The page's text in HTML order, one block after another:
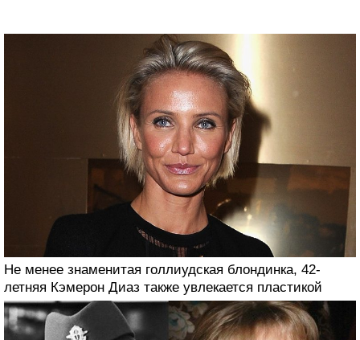
Не менее знаменитая голлиудская блондинка, 42-
летняя Кэмерон Диаз также увлекается пластикой